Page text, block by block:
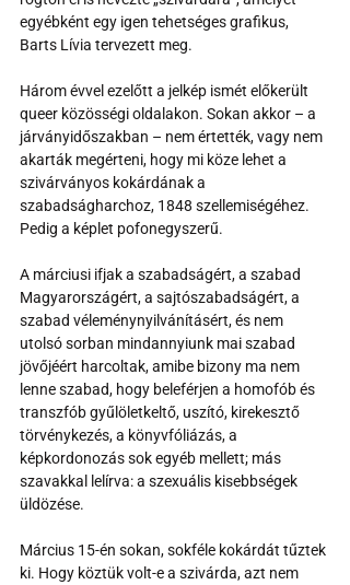
egyébként egy igen tehetséges grafikus,
Barts Lívia tervezett meg.
Három évvel ezelőtt a jelkép ismét előkerült
queer közösségi oldalakon. Sokan akkor – a
járványidőszakban – nem értették, vagy nem
akarták megérteni, hogy mi köze lehet a
szivárványos kokárdának a
szabadságharchoz, 1848 szellemiségéhez.
Pedig a képlet pofonegyszerű.
A márciusi ifjak a szabadságért, a szabad
Magyarországért, a sajtószabadságért, a
szabad véleménynyilvánításért, és nem
utolsó sorban mindannyiunk mai szabad
jövőjéért harcoltak, amibe bizony ma nem
lenne szabad, hogy beleférjen a homofób és
transzfób gyűlöletkeltő, uszító, kirekesztő
törvénykezés, a könyvfóliázás, a
képkordonozás sok egyéb mellett; más
szavakkal lelírva: a szexuális kisebbségek
üldözése.
Március 15-én sokan, sokféle kokárdát tűztek
ki. Hogy köztük volt-e a szivárda, azt nem